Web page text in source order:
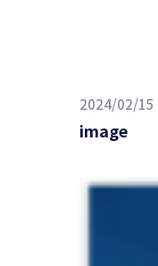
2024/02/15
image